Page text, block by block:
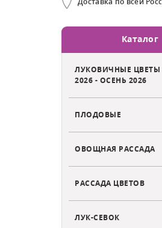
Каталог
ЛУКОВИЧНЫЕ ЦВЕТЫ
2026 - ОСЕНЬ 2026
ПЛОДОВЫЕ
ОВОЩНАЯ РАССАДА
РАССАДА ЦВЕТОВ
ЛУК-СЕВОК